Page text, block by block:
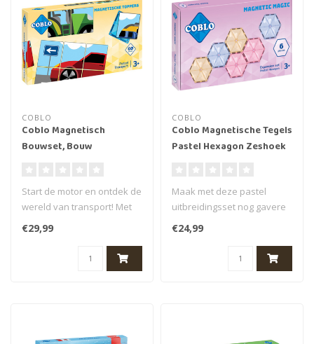
COBLO
Coblo Magnetisch
Bouwset, Bouw
stuks
Start de motor en ontdek de
wereld van transport! Met
de Coblo Transport
Toppers..
€29,99
COBLO
Coblo Magnetische Tegels
Pastel Hexagon Zeshoek
Maak met deze pastel
uitbreidingsset nog gavere
bouwwerken! Maak mooie
bloemen, ..
€24,99